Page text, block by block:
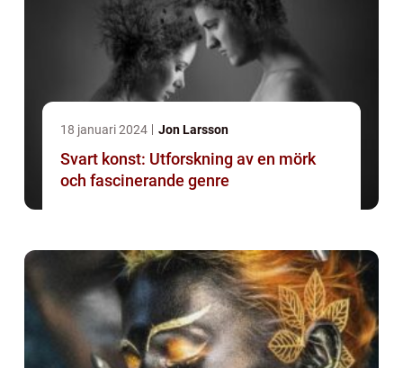
18 januari 2024 Jon Larsson
Svart konst: Utforskning av en mörk
och fascinerande genre